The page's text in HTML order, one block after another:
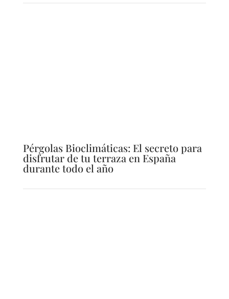
Pérgolas Bioclimáticas: El secreto para
disfrutar de tu terraza en España
durante todo el año